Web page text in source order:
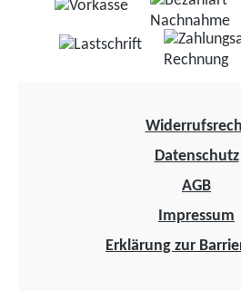
Datenschutz
AGB
Impressum
Erklärung zur